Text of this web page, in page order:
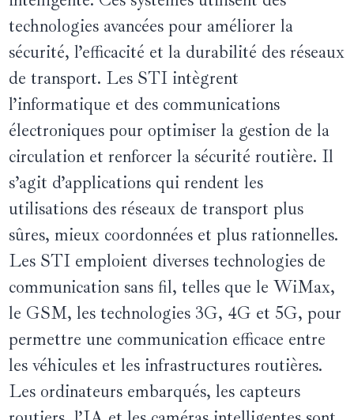
technologies avancées pour améliorer la
sécurité, l’efficacité et la durabilité des réseaux
de transport. Les STI intègrent
l’informatique et des communications
électroniques pour optimiser la gestion de la
circulation et renforcer la sécurité routière. Il
s’agit d’applications qui rendent les
utilisations des réseaux de transport plus
sûres, mieux coordonnées et plus rationnelles.
Les STI emploient diverses technologies de
communication sans fil, telles que le WiMax,
le GSM, les technologies 3G, 4G et 5G, pour
permettre une communication efficace entre
les véhicules et les infrastructures routières.
Les ordinateurs embarqués, les capteurs